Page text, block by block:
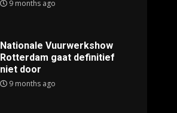
9 months ago
Nationale Vuurwerkshow
Rotterdam gaat definitief
niet door
9 months ago